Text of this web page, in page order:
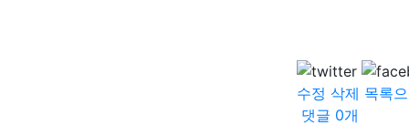
수정 삭제 목록
댓글 0개